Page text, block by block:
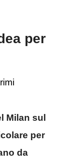
per
Milan sul
per
da